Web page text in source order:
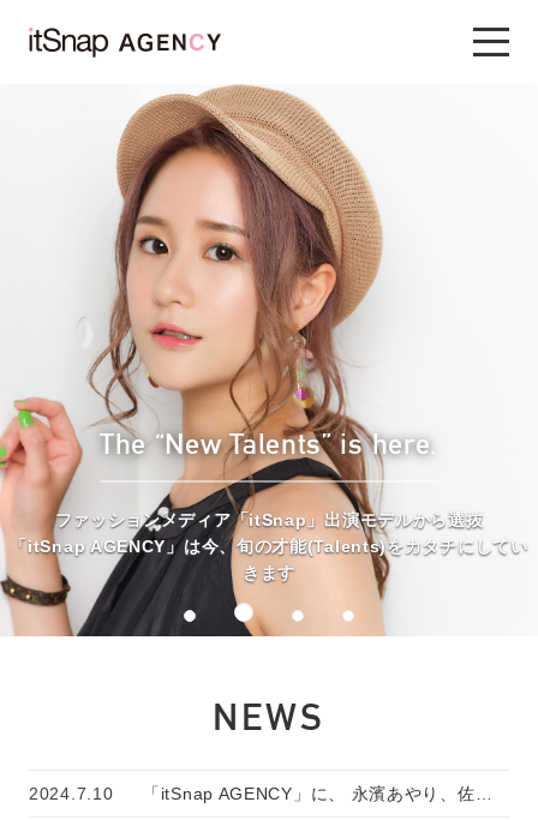
The “New Talents” is here.
ファッションメディア「itSnap」出演モデルから選抜
「itSnap AGENCY」は今、旬の才能(Talents)をカタチにしてい
きます
NEWS
2024.7.10 「itSnap AGENCY」に、 永濱あやり、佐野麗奈、エリサ、大城栄司の4名が所属いたしました。